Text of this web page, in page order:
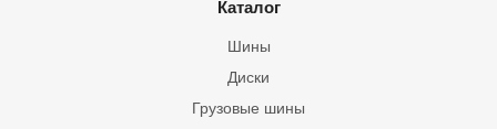
Каталог
Шины
Грузовые шины
Диски